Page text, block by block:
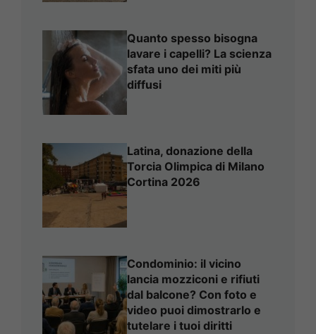
Quanto spesso bisogna
lavare i capelli? La scienza
sfata uno dei miti più
diffusi
Latina, donazione della
Torcia Olimpica di Milano
Cortina 2026
Condominio: il vicino
lancia mozziconi e rifiuti
dal balcone? Con foto e
video puoi dimostrarlo e
tutelare i tuoi diritti